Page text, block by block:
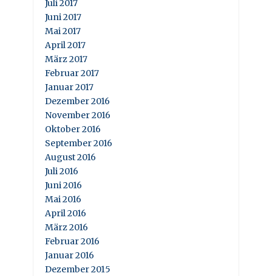
Juli 2017
Juni 2017
Mai 2017
April 2017
März 2017
Februar 2017
Januar 2017
Dezember 2016
November 2016
Oktober 2016
September 2016
August 2016
Juli 2016
Juni 2016
Mai 2016
April 2016
März 2016
Februar 2016
Januar 2016
Dezember 2015